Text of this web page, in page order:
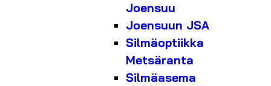
Joensuu
Joensuun JSA
Silmäoptiikka
Metsäranta
Silmäasema